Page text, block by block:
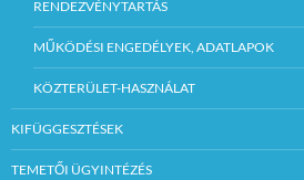
RENDEZVÉNYTARTÁS
MŰKÖDÉSI ENGEDÉLYEK, ADATLAPOK
KÖZTERÜLET-HASZNÁLAT
KIFÜGGESZTÉSEK
TEMETŐI ÜGYINTÉZÉS